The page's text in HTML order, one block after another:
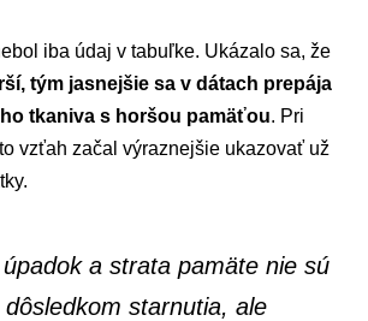
iba údaj v tabuľke. Ukázalo sa, že
tým jasnejšie sa v dátach prepája
tkaniva s horšou pamäťou. Pri
vzťah začal výraznejšie ukazovať už
úpadok a strata pamäte nie sú
starnutia, ale